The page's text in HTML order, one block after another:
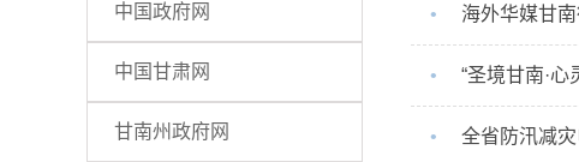
中国政府网
中国甘肃网
甘南州政府网
• 海外华媒甘
• “圣境甘南·
• 全省防汛减